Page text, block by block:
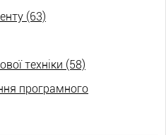
(63)
техніки (58)
програмного